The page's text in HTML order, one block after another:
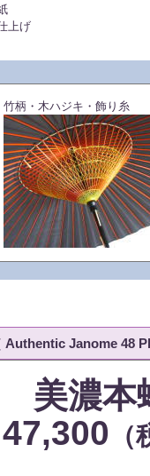
上げ
竹柄・木ハジキ・飾り糸
Janome 48
美濃
47,300